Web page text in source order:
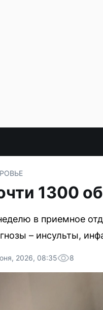
1300
в приемное
– инсульты,
2026, 08:35 8